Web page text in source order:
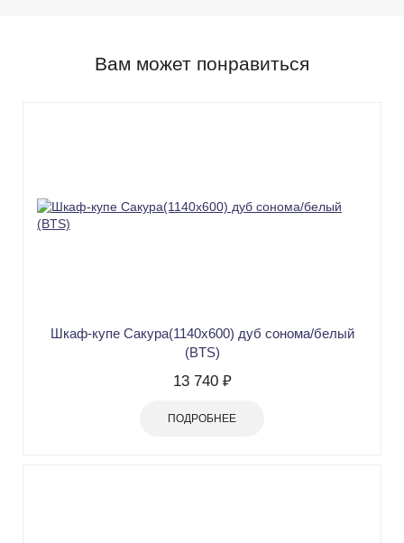
Вам может понравиться
Шкаф-купе Сакура(1140х600) дуб сонома/белый
(BTS)
13 740 ₽
ПОДРОБНЕЕ